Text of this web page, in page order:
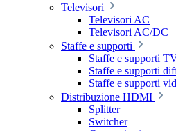
Televisori
Televisori AC
Televisori AC/DC
Staffe e supporti
Staffe e supporti
Staffe e supporti
Staffe e supporti
Distribuzione HDMI
Splitter
Switcher